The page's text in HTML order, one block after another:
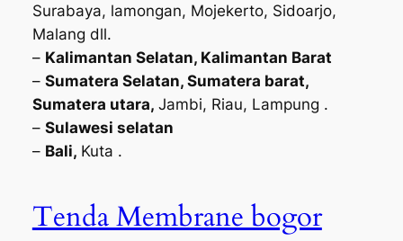
Surabaya, lamongan, Mojekerto, Sidoarjo,
Malang dll.
– Kalimantan Selatan, Kalimantan Barat
– Sumatera Selatan, Sumatera barat,
Sumatera utara, Jambi, Riau, Lampung .
– Sulawesi selatan
– Bali, Kuta .
Tenda Membrane bogor